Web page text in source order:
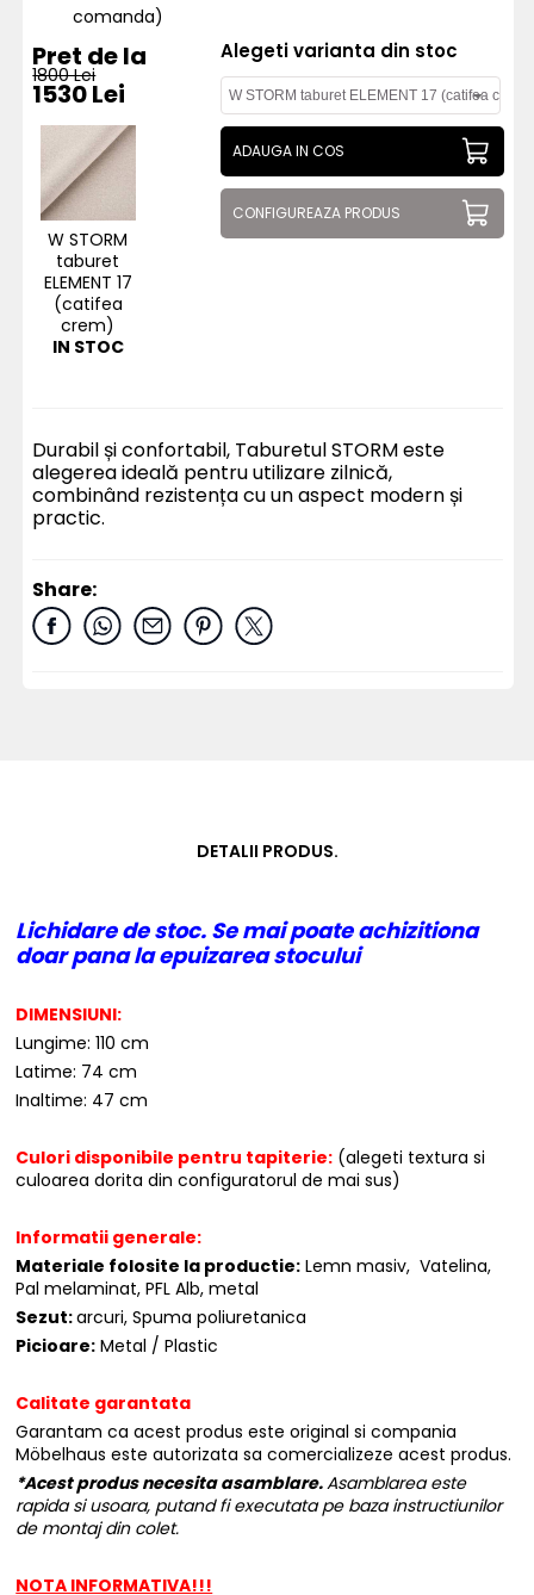
comanda)
Pret de la
1800 Lei
1530 Lei
W STORM
taburet
ELEMENT 17
(catifea
crem)
IN STOC
Alegeti varianta din stoc
ADAUGA IN COS
CONFIGUREAZA PRODUS
Durabil și confortabil, Taburetul STORM este
alegerea ideală pentru utilizare zilnică,
combinând rezistența cu un aspect modern și
practic.
Share:
DETALII PRODUS.
Lichidare de stoc. Se mai poate achizitiona
doar pana la epuizarea stocului
DIMENSIUNI:
Lungime: 110 cm
Latime: 74 cm
Inaltime: 47 cm
Culori disponibile pentru tapiterie: (alegeti textura si
culoarea dorita din configuratorul de mai sus)
Informatii generale:
Materiale folosite la productie: Lemn masiv, Vatelina,
Pal melaminat, PFL Alb, metal
Sezut:arcuri, Spuma poliuretanica
Picioare: Metal / Plastic
Calitate garantata
Garantam ca acest produs este original si compania
Möbelhaus este autorizata sa comercializeze acest produs.
*Acest produs necesita asamblare.Asamblarea este
rapida si usoara, putand fi executata pe baza instructiunilor
de montaj din colet.
NOTA INFORMATIVA!!!